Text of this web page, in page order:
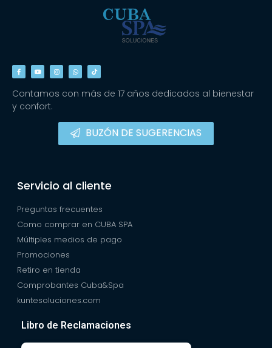
Contamos con más de 17 años dedicados al bienestar
y confort.
BUZÓN DE SUGERENCIAS
Servicio al cliente
Preguntas frecuentes
Como comprar en CUBA SPA
Múltiples medios de pago
Promociones
Retiro en tienda
Comprobantes Cuba&Spa
kuntesoluciones.com
Libro de Reclamaciones